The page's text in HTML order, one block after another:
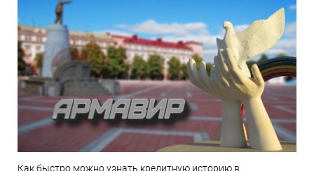
Как быстро можно узнать кредитную историю в